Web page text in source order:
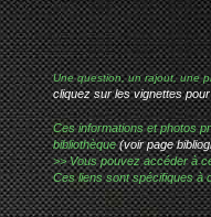
Une question, un rajout, une
cliquez sur les vignettes
Ces informations et photos
bibliothèque(voir page
>> Vous pouvez accéder à
Ces liens sont spécifiques à